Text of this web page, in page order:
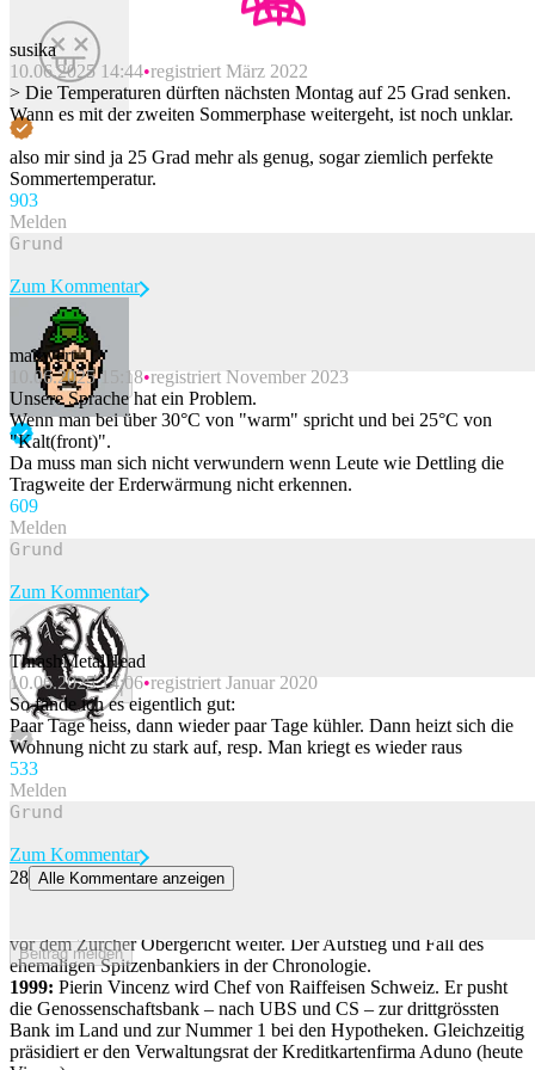
susika
10.06.2025 14:44 registriert März 2022
> Die Temperaturen dürften nächsten Montag auf 25 Grad senken.
Wann es mit der zweiten Sommerphase weitergeht, ist noch unklar.
also mir sind ja 25 Grad mehr als genug, sogar ziemlich perfekte
Sommertemperatur.
903
Melden
Beitrag melden
Zum Kommentar
makwert
10.06.2025 15:18 registriert November 2023
Unsere Sprache hat ein Problem.
Wenn man bei über 30°C von "warm" spricht und bei 25°C von
"Kalt(front)".
Da muss man sich nicht verwundern wenn Leute wie Dettling die
Tragweite der Erderwärmung nicht erkennen.
609
Melden
Beitrag melden
Zum Kommentar
ThrashMetalHead
10.06.2025 14:06 registriert Januar 2020
So fände ich es eigentlich gut:
Paar Tage heiss, dann wieder paar Tage kühler. Dann heizt sich die
Wohnung nicht zu stark auf, resp. Man kriegt es wieder raus
533
Melden
Beitrag melden
Zum Kommentar
28 Alle Kommentare anzeigen
vor dem Zürcher Obergericht weiter. Der Aufstieg und Fall des
ehemaligen Spitzenbankiers in der Chronologie.
1999: Pierin Vincenz wird Chef von Raiffeisen Schweiz. Er pusht
die Genossenschaftsbank – nach UBS und CS – zur drittgrössten
Bank im Land und zur Nummer 1 bei den Hypotheken. Gleichzeitig
präsidiert er den Verwaltungsrat der Kreditkartenfirma Aduno (heute